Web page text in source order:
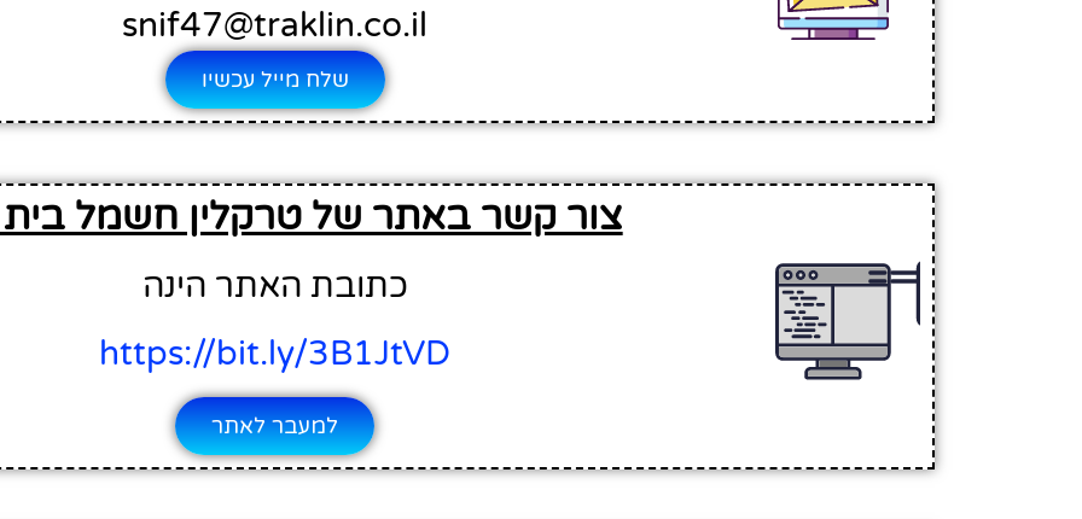
snif47@traklin.co.il
שלח מייל עכשיו
צור קשר באתר של טרקלין חשמל
כתובת האתר הינה
https://bit.ly/3B1JtVD
למעבר לאתר